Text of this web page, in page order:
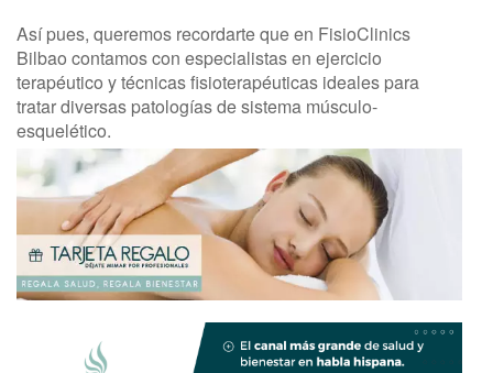
Así pues, queremos recordarte que en FisioClinics
Bilbao contamos con especialistas en ejercicio
terapéutico y técnicas fisioterapéuticas ideales para
tratar diversas patologías de sistema músculo-
esquelético.